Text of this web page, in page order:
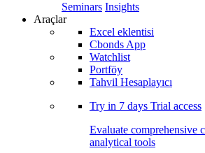
Seminars Insights
Araçlar
Excel eklentisi
Cbonds App
Watchlist
Portföy
Tahvil Hesaplayıcı
Try in 7 days Trial access
Evaluate comprehensive
analytical tools